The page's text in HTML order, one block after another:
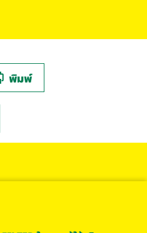
พิมพ์